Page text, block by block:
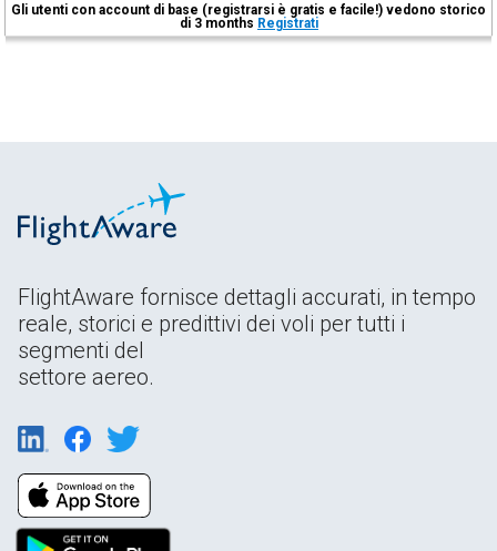
Gli utenti con account di base (registrarsi è gratis e facile!) vedono storico
di 3 months Registrati
FlightAware fornisce dettagli accurati, in tempo
reale, storici e predittivi dei voli per tutti i
segmenti del
settore aereo.